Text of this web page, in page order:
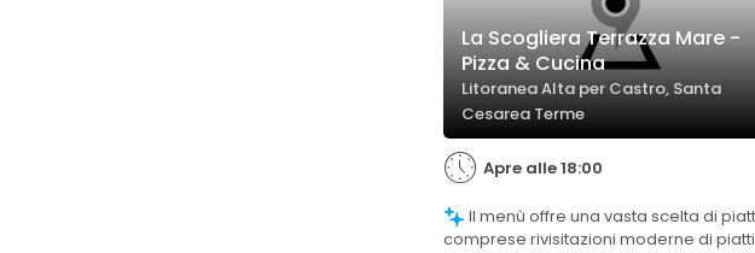
La Scogliera Terrazza Mare -
Pizza & Cucina
Litoranea Alta per Castro, Santa
Cesarea Terme
Apre alle 18:00
comprese rivisitazioni moderne di piatti